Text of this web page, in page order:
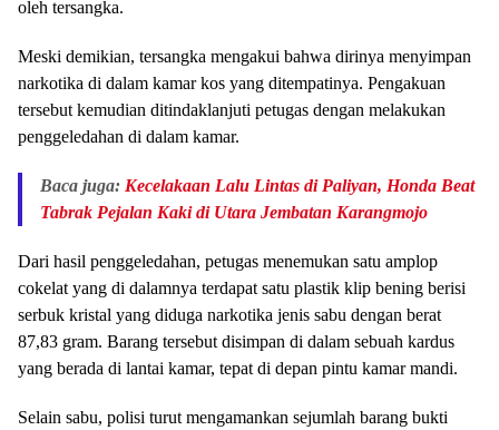
oleh tersangka.
Meski demikian, tersangka mengakui bahwa dirinya menyimpan
narkotika di dalam kamar kos yang ditempatinya. Pengakuan
tersebut kemudian ditindaklanjuti petugas dengan melakukan
penggeledahan di dalam kamar.
Baca juga: Kecelakaan Lalu Lintas di Paliyan, Honda Beat
Tabrak Pejalan Kaki di Utara Jembatan Karangmojo
Dari hasil penggeledahan, petugas menemukan satu amplop
cokelat yang di dalamnya terdapat satu plastik klip bening berisi
serbuk kristal yang diduga narkotika jenis sabu dengan berat
87,83 gram. Barang tersebut disimpan di dalam sebuah kardus
yang berada di lantai kamar, tepat di depan pintu kamar mandi.
Selain sabu, polisi turut mengamankan sejumlah barang bukti